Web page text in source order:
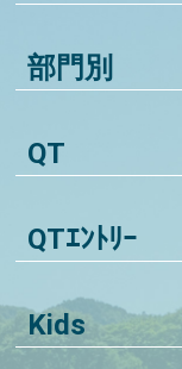
部門別
QT
QTｴﾝﾄﾘｰ
Kids